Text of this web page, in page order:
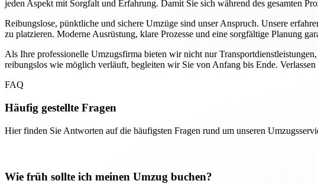
jeden Aspekt mit Sorgfalt und Erfahrung. Damit Sie sich während des gesamten
Reibungslose, pünktliche und sichere Umzüge sind unser Anspruch. Unsere
zu platzieren. Moderne Ausrüstung, klare Prozesse und eine sorgfältige Planung
Als Ihre professionelle Umzugsfirma bieten wir nicht nur
reibungslos wie möglich verläuft, begleiten wir Sie von Anfang bis Ende.
FAQ
Häufig gestellte Fragen
Hier finden Sie Antworten auf die häufigsten Fragen rund um unseren
Wie früh sollte ich meinen Umzug buchen?